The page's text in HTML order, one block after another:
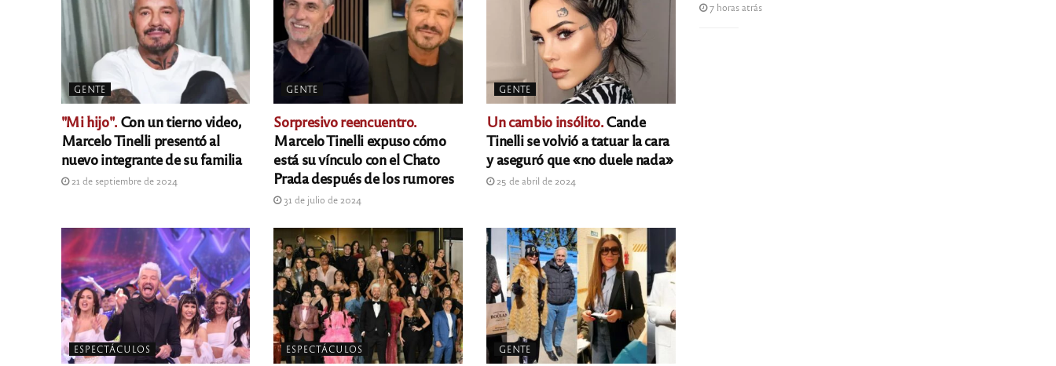
GENTE
"Mi hijo".Con un tierno video,
Marcelo Tinelli presentó al
nuevo integrante de su familia
21 de septiembre de 2024
GENTE
Sorpresivo reencuentro.
Marcelo Tinelli expuso cómo
está su vínculo con el Chato
Prada después de los rumores
31 de julio de 2024
GENTE
Un cambio insólito.Cande
Tinelli se volvió a tatuar la cara
y aseguró que «no duele nada»
25 de abril de 2024
ESPECTÁCULOS ESPECTÁCULOS GENTE
7 horas atrás